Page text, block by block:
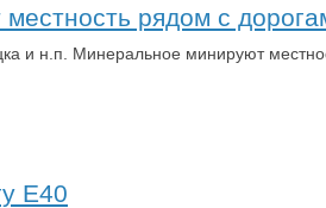
рядом с
и н.п. Минеральное минируют
Е40